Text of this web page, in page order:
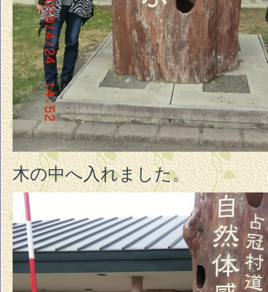
木の中へ入れました。